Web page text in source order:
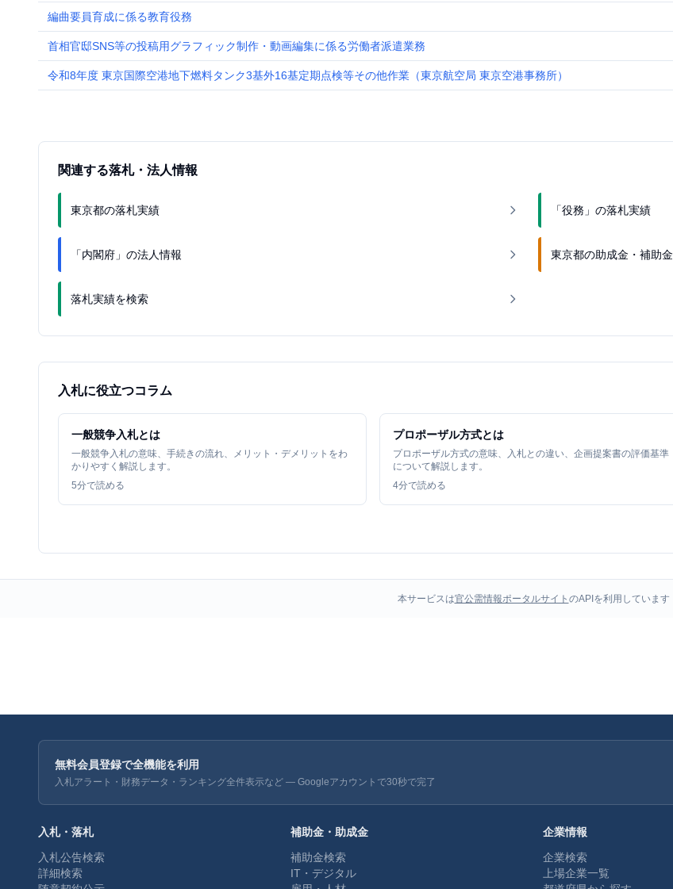
編曲要員育成に係る教育役務
首相官邸SNS等の投稿用グラフィック制作・動画編集に係る労働者派遣業務
令和8年度 東京国際空港地下燃料タンク3基外16基定期点検等その他作業（東京航空局 東京空港事務所）
関連する落札・法人情報
東京都の落札実績 「役務」の落札実績
「内閣府」の法人情報 東京都の助成金・補助金
落札実績を検索
入札に役立つコラム
一般競争入札とは
一般競争入札の意味、手続きの流れ、メリット・デメリットをわ
かりやすく解説します。
5分で読める
プロポーザル方式とは
プロポーザル方式の意味、入札との違い、企画提案書の評価基準
について解説します。
4分で読める
本サービスは官公需情報ポータルサイト のAPIを利用しています
無料会員登録で全機能を利用
入札アラート・財務データ・ランキング全件表示など — Googleアカウントで30秒で完了
入札・落札
入札公告検索
詳細検索
補助金・助成金
補助金検索
IT・デジタル
企業情報
企業検索
上場企業一覧